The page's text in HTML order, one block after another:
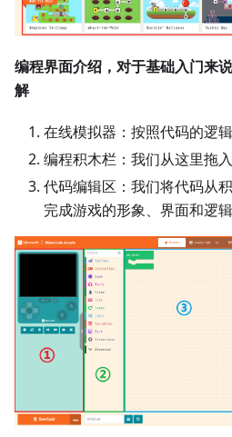
编程界面介绍，对于基础入门来
解
在线模拟器：按照代码的逻
编程积木栏：我们从这里拖
代码编辑区：我们将代码从
完成游戏的形象、界面和逻